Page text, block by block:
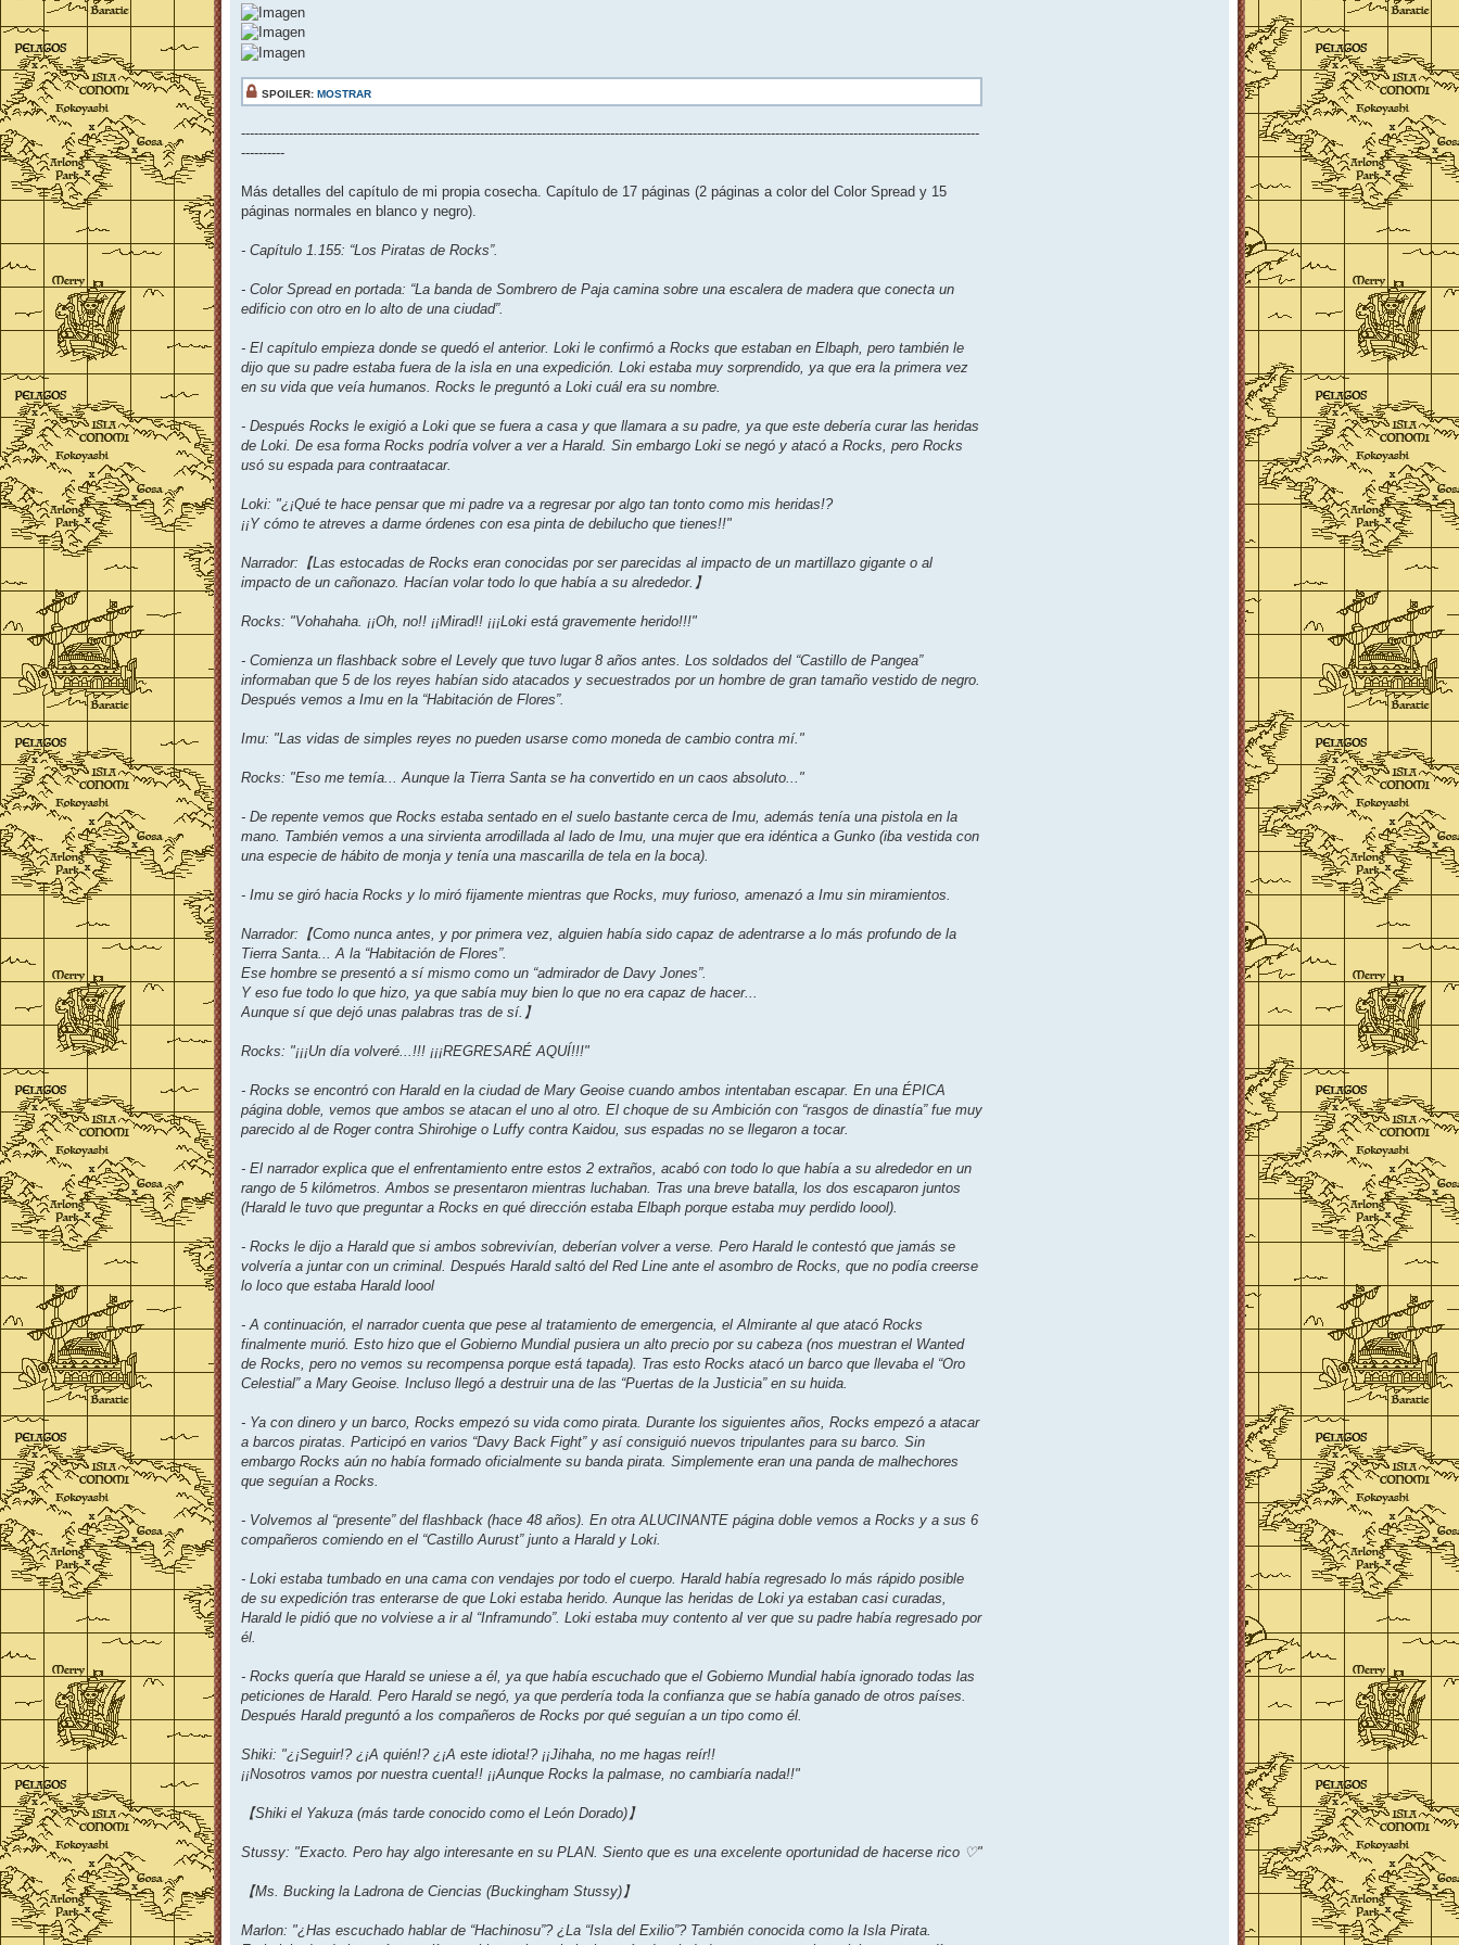
SPOILER: MOSTRAR
--------------------------------------------------------------------------------------------------------------------------------------------------------------------------
----------
Más detalles del capítulo de mi propia cosecha. Capítulo de 17 páginas (2 páginas a color del Color Spread y 15
páginas normales en blanco y negro).
- Capítulo 1.155: “Los Piratas de Rocks”.
- Color Spread en portada: “La banda de Sombrero de Paja camina sobre una escalera de madera que conecta un
edificio con otro en lo alto de una ciudad”.
- El capítulo empieza donde se quedó el anterior. Loki le confirmó a Rocks que estaban en Elbaph, pero también le
dijo que su padre estaba fuera de la isla en una expedición. Loki estaba muy sorprendido, ya que era la primera vez
en su vida que veía humanos. Rocks le preguntó a Loki cuál era su nombre.
- Después Rocks le exigió a Loki que se fuera a casa y que llamara a su padre, ya que este debería curar las heridas
de Loki. De esa forma Rocks podría volver a ver a Harald. Sin embargo Loki se negó y atacó a Rocks, pero Rocks
usó su espada para contraatacar.
Loki: "¿¡Qué te hace pensar que mi padre va a regresar por algo tan tonto como mis heridas!?
¡¡Y cómo te atreves a darme órdenes con esa pinta de debilucho que tienes!!"
Narrador:【Las estocadas de Rocks eran conocidas por ser parecidas al impacto de un martillazo gigante o al
impacto de un cañonazo. Hacían volar todo lo que había a su alrededor.】
Rocks: "Vohahaha. ¡¡Oh, no!! ¡¡Mirad!! ¡¡¡Loki está gravemente herido!!!"
- Comienza un flashback sobre el Levely que tuvo lugar 8 años antes. Los soldados del “Castillo de Pangea”
informaban que 5 de los reyes habían sido atacados y secuestrados por un hombre de gran tamaño vestido de negro.
Después vemos a Imu en la “Habitación de Flores”.
Imu: "Las vidas de simples reyes no pueden usarse como moneda de cambio contra mí."
Rocks: "Eso me temía... Aunque la Tierra Santa se ha convertido en un caos absoluto..."
- De repente vemos que Rocks estaba sentado en el suelo bastante cerca de Imu, además tenía una pistola en la
mano. También vemos a una sirvienta arrodillada al lado de Imu, una mujer que era idéntica a Gunko (iba vestida con
una especie de hábito de monja y tenía una mascarilla de tela en la boca).
- Imu se giró hacia Rocks y lo miró fijamente mientras que Rocks, muy furioso, amenazó a Imu sin miramientos.
Narrador:【Como nunca antes, y por primera vez, alguien había sido capaz de adentrarse a lo más profundo de la
Tierra Santa... A la “Habitación de Flores”.
Ese hombre se presentó a sí mismo como un “admirador de Davy Jones”.
Y eso fue todo lo que hizo, ya que sabía muy bien lo que no era capaz de hacer...
Aunque sí que dejó unas palabras tras de sí.】
Rocks: "¡¡¡Un día volveré...!!! ¡¡¡REGRESARÉ AQUÍ!!!"
- Rocks se encontró con Harald en la ciudad de Mary Geoise cuando ambos intentaban escapar. En una ÉPICA
página doble, vemos que ambos se atacan el uno al otro. El choque de su Ambición con “rasgos de dinastía” fue muy
parecido al de Roger contra Shirohige o Luffy contra Kaidou, sus espadas no se llegaron a tocar.
- El narrador explica que el enfrentamiento entre estos 2 extraños, acabó con todo lo que había a su alrededor en un
rango de 5 kilómetros. Ambos se presentaron mientras luchaban. Tras una breve batalla, los dos escaparon juntos
(Harald le tuvo que preguntar a Rocks en qué dirección estaba Elbaph porque estaba muy perdido loool).
- Rocks le dijo a Harald que si ambos sobrevivían, deberían volver a verse. Pero Harald le contestó que jamás se
volvería a juntar con un criminal. Después Harald saltó del Red Line ante el asombro de Rocks, que no podía creerse
lo loco que estaba Harald loool
- A continuación, el narrador cuenta que pese al tratamiento de emergencia, el Almirante al que atacó Rocks
finalmente murió. Esto hizo que el Gobierno Mundial pusiera un alto precio por su cabeza (nos muestran el Wanted
de Rocks, pero no vemos su recompensa porque está tapada). Tras esto Rocks atacó un barco que llevaba el “Oro
Celestial” a Mary Geoise. Incluso llegó a destruir una de las “Puertas de la Justicia” en su huida.
- Ya con dinero y un barco, Rocks empezó su vida como pirata. Durante los siguientes años, Rocks empezó a atacar
a barcos piratas. Participó en varios “Davy Back Fight” y así consiguió nuevos tripulantes para su barco. Sin
embargo Rocks aún no había formado oficialmente su banda pirata. Simplemente eran una panda de malhechores
que seguían a Rocks.
- Volvemos al “presente” del flashback (hace 48 años). En otra ALUCINANTE página doble vemos a Rocks y a sus 6
compañeros comiendo en el “Castillo Aurust” junto a Harald y Loki.
- Loki estaba tumbado en una cama con vendajes por todo el cuerpo. Harald había regresado lo más rápido posible
de su expedición tras enterarse de que Loki estaba herido. Aunque las heridas de Loki ya estaban casi curadas,
Harald le pidió que no volviese a ir al “Inframundo”. Loki estaba muy contento al ver que su padre había regresado por
él.
- Rocks quería que Harald se uniese a él, ya que había escuchado que el Gobierno Mundial había ignorado todas las
peticiones de Harald. Pero Harald se negó, ya que perdería toda la confianza que se había ganado de otros países.
Después Harald preguntó a los compañeros de Rocks por qué seguían a un tipo como él.
Shiki: "¿¡Seguir!? ¿¡A quién!? ¿¡A este idiota!? ¡¡Jihaha, no me hagas reír!!
¡¡Nosotros vamos por nuestra cuenta!! ¡¡Aunque Rocks la palmase, no cambiaría nada!!"
【Shiki el Yakuza (más tarde conocido como el León Dorado)】
Stussy: "Exacto. Pero hay algo interesante en su PLAN. Siento que es una excelente oportunidad de hacerse rico ♡"
【Ms. Bucking la Ladrona de Ciencias (Buckingham Stussy)】
Marlon: "¿Has escuchado hablar de “Hachinosu”? ¿La “Isla del Exilio”? También conocida como la Isla Pirata.